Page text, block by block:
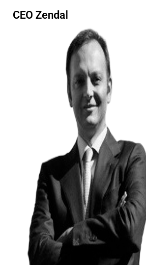
CEO Zendal